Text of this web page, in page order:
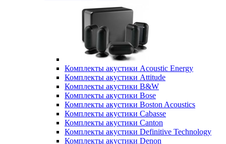
Комплекты акустики Acoustic Energy
Комплекты акустики Attitude
Комплекты акустики B&W
Комплекты акустики Bose
Комплекты акустики Boston Acoustics
Комплекты акустики Cabasse
Комплекты акустики Canton
Комплекты акустики Definitive Technology
Комплекты акустики Denon